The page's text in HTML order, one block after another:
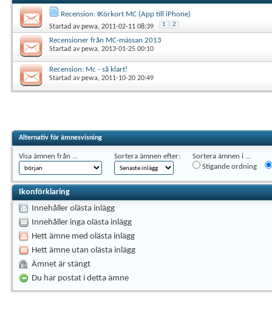
Recension: IKörkort MC (App till iPhone)
Startad avpewa, 2011-02-11 08:39 1 2
Recensioner från MC-mässan 2013
Startad avpewa, 2013-01-25 00:10
Recension: Mc - så klart!
Startad avpewa, 2011-10-20 20:49
Alternativ för ämnesvisning
Visa ämnen från ... Sortera ämnen efter:
Sortera ämnen i ...
Stigande ordning
Ikonförklaring
Innehåller olästa inlägg
Innehåller inga olästa inlägg
Hett ämne med olästa inlägg
Hett ämne utan olästa inlägg
Ämnet är stängt
Du har postat i detta ämne